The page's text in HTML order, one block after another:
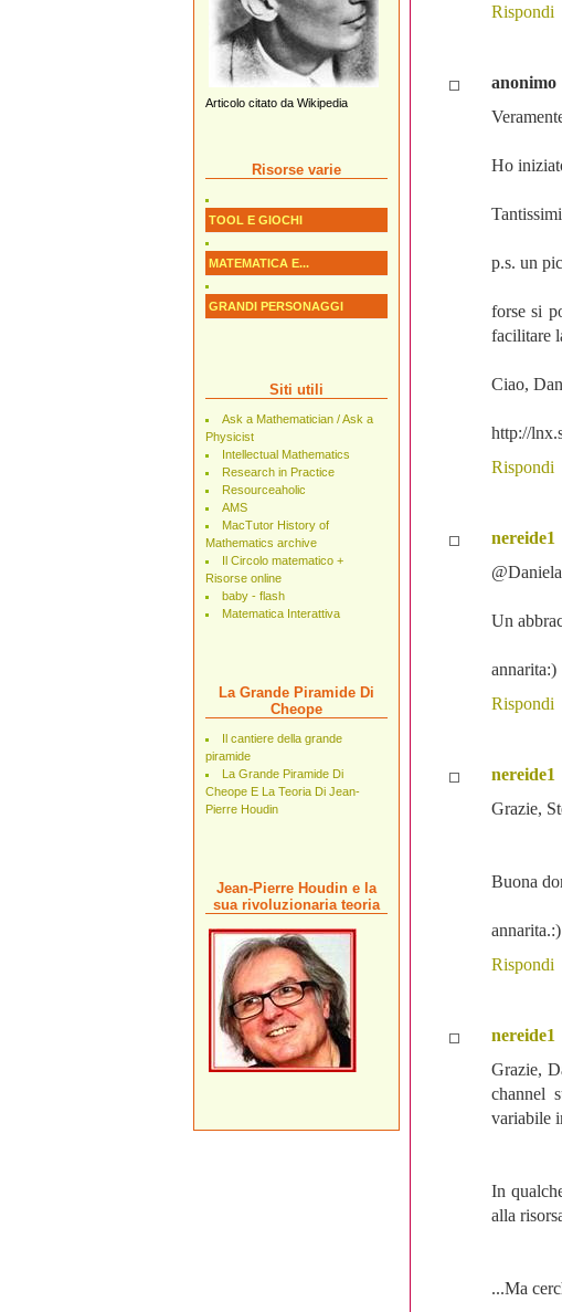
Rispondi
anonimo
Ho
p.s. un
forse si
facilitare
Ciao,
http://
Rispondi
nereide1
Un
annarita:)
Rispondi
nereide1
Grazie,
Buona
annarita.:)
Rispondi
nereide1
Grazie,
channel
variabile
In
alla
...Ma
Articolo citato da Wikipedia
Risorse varie
TOOL E GIOCHI
MATEMATICA E...
GRANDI PERSONAGGI
Siti utili
Ask a Mathematician / Ask a
Physicist
Intellectual Mathematics
Research in Practice
Resourceaholic
AMS
MacTutor History of
Mathematics archive
Il Circolo matematico +
Risorse online
baby - flash
Matematica Interattiva
La Grande Piramide Di
Cheope
Il cantiere della grande
piramide
La Grande Piramide Di
Cheope E La Teoria Di Jean-
Pierre Houdin
Jean-Pierre Houdin e la
sua rivoluzionaria teoria